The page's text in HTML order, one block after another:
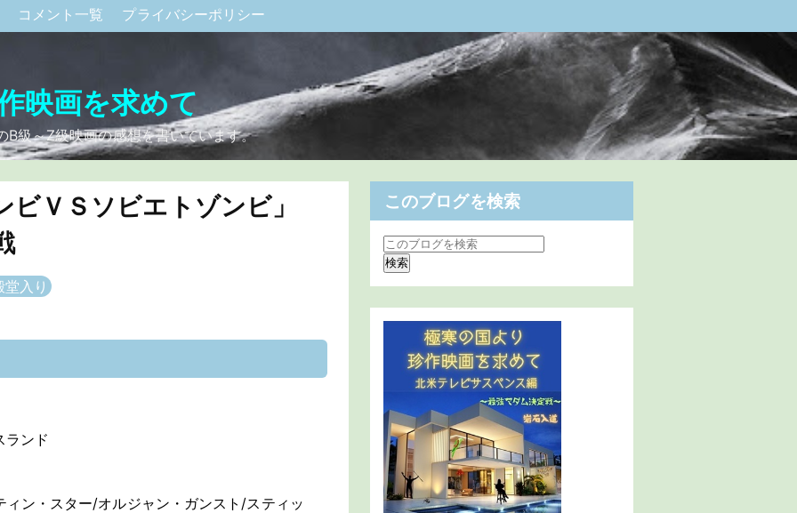
コメント一覧 プライバシーポリシー
映画を求めて
級～Z級映画の感想を書いています。
ＶＳソビエトゾンビ」
堂入り
ランド
ン・スター/オルジャン・ガンスト/スティッ
このブログを検索